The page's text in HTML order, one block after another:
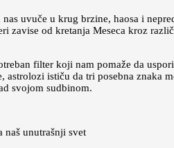
uvuče u krug brzine, haosa i
zavise od kretanja Meseca kroz
filter koji nam pomaže da
astrolozi ističu da tri posebna znaka
svojom sudbinom.
naš unutrašnji svet